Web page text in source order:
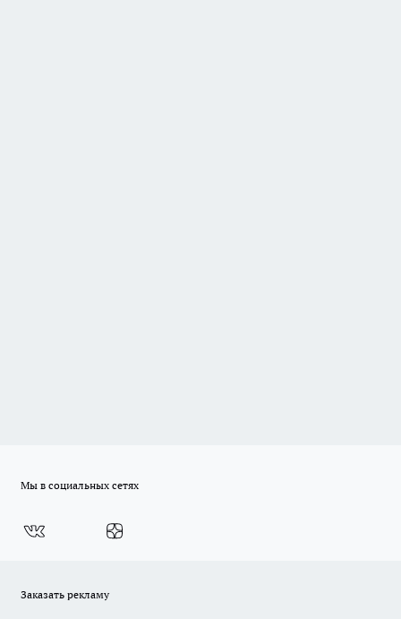
Мы в социальных сетях
Заказать рекламу